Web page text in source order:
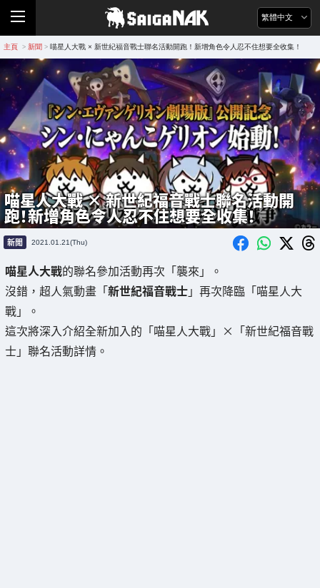
繁體中文
主頁 > 新聞 > 喵星人大戰 × 新世紀福音戰士聯名活動開跑！新增角色令人忍不住想要全收集！
喵星人大戰 × 新世紀福音戰士聯名活動開
跑！新增角色令人忍不住想要全收集！
新聞 2021.01.21(Thu)
喵星人大戰的聯名參加活動再次「襲來」。
沒錯，超人氣動畫「新世紀福音戰士」再次降臨「喵星人大
戰」。
這次將深入介紹全新加入的「喵星人大戰」×「新世紀福音戰
士」聯名活動詳情。